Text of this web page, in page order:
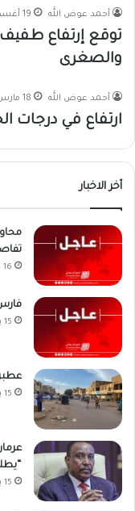
أحمد عوض الله 19 أغسطس، 2023
توقع إرتفاع
والصغرى
أحمد عوض الله 18 مارس، 2023
ارتفاع في درجات
أخر الاخبار
16 يونيو، 2026
فارس
15 يونيو، 2026
15 يونيو، 2026
15 يونيو، 2026